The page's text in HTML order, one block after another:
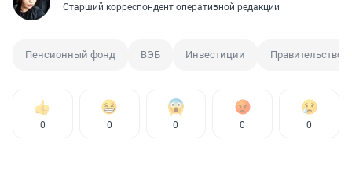
Старший корреспондент оперативной редакции
Пенсионный фонд ВЭБ Инвестиции Правительство
0 0 0 0 0